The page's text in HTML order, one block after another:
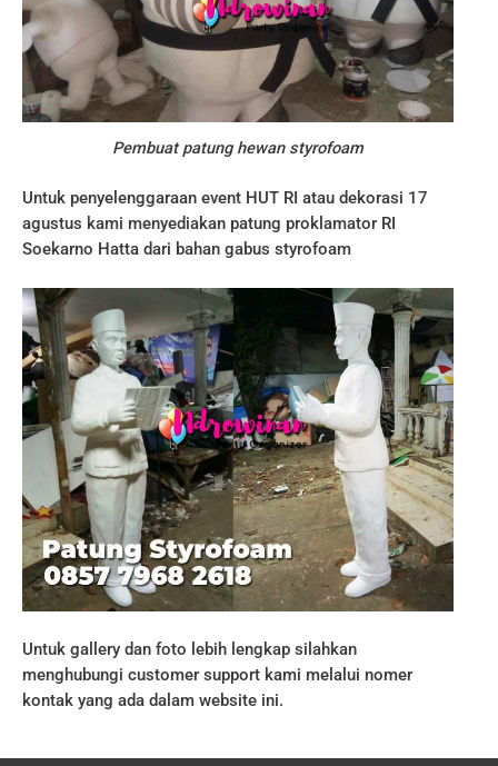
Pembuat patung hewan styrofoam
Untuk penyelenggaraan event HUT RI atau dekorasi 17
agustus kami menyediakan patung proklamator RI
Soekarno Hatta dari bahan gabus styrofoam
Untuk gallery dan foto lebih lengkap silahkan
menghubungi customer support kami melalui nomer
kontak yang ada dalam website ini.